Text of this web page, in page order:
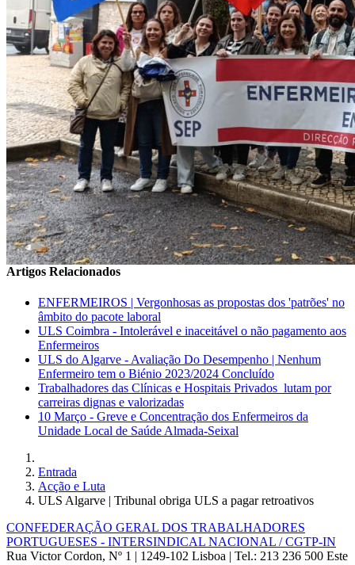
Artigos Relacionados
ENFERMEIROS | Vergonhosas as propostas dos 'patrões' no
âmbito do pacote laboral
ULS Coimbra - Intolerável e inaceitável o não pagamento aos
Enfermeiros
ULS do Algarve - Avaliação Do Desempenho | Nenhum
Enfermeiro tem o Biénio 2023/2024 Concluído
Trabalhadores das Clínicas e Hospitais Privados lutam por
carreiras dignas e valorizadas
10 Março - Greve e Concentração dos Enfermeiros da
Unidade Local de Saúde Almada-Seixal
Entrada
Acção e Luta
ULS Algarve | Tribunal obriga ULS a pagar retroativos
CONFEDERAÇÃO GERAL DOS TRABALHADORES
PORTUGUESES - INTERSINDICAL NACIONAL / CGTP-IN
Rua Victor Cordon, Nº 1 | 1249-102 Lisboa | Tel.: 213 236 500 Este